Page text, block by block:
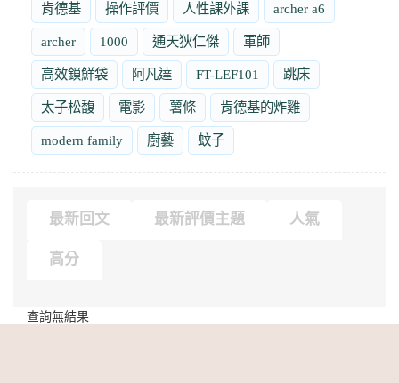
肯德基 操作評價 人性課外課 archer a6
archer 1000 通天狄仁傑 軍師
高效鎖鮮袋 阿凡達 FT-LEF101 跳床
太子松馥 電影 薯條 肯德基的炸雞
modern family 廚藝 蚊子
最新回文 最新評價主題 人氣
高分
查詢無結果